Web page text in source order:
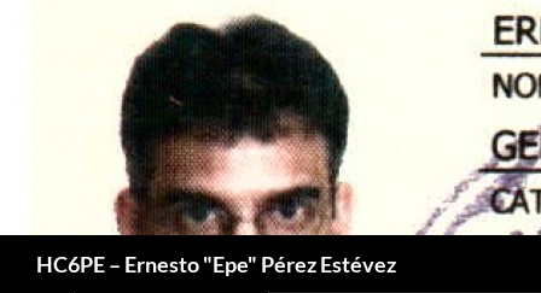
HC6PE – Ernesto "Epe" Pérez Estévez